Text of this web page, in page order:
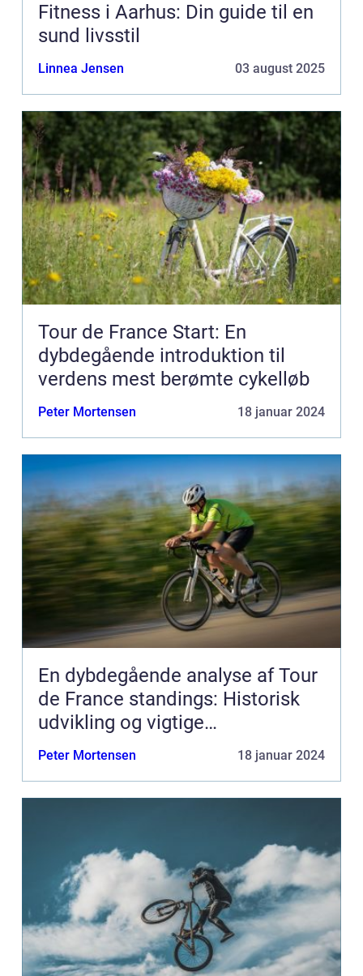
Fitness i Aarhus: Din guide til en
sund livsstil
Linnea Jensen 03 august 2025
Tour de France Start: En
dybdegående introduktion til
verdens mest berømte cykelløb
Peter Mortensen 18 januar 2024
En dybdegående analyse af Tour
de France standings: Historisk
udvikling og vigtige
informationer
Peter Mortensen 18 januar 2024